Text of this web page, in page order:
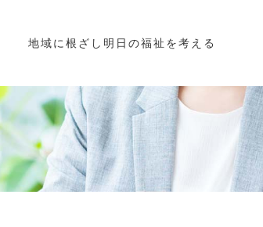
地域に根ざし明日の福祉を考える